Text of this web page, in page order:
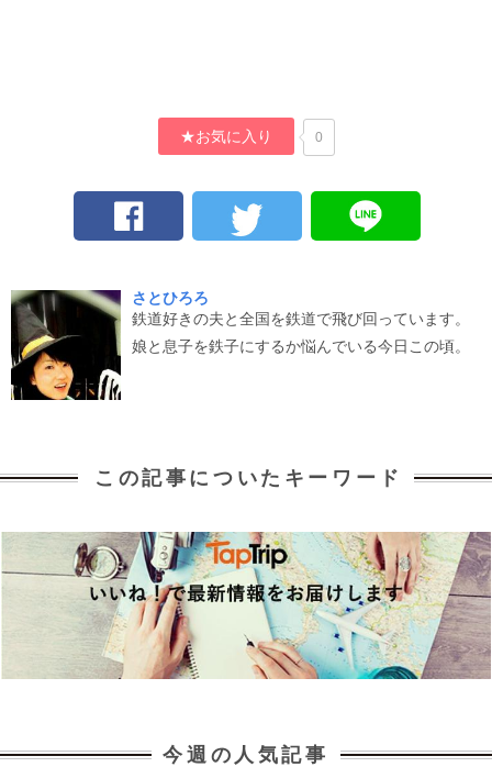
★お気に入り 0
さとひろろ
鉄道好きの夫と全国を鉄道で飛び回っています。
娘と息子を鉄子にするか悩んでいる今日この頃。
この記事についたキーワード
今週の人気記事